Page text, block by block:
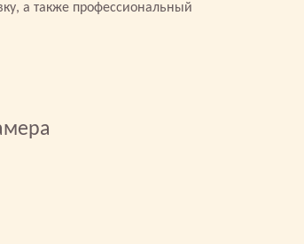
а также профессиональный